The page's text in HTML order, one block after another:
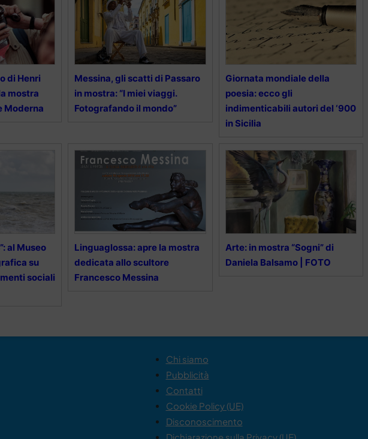
di Henri
mostra
Moderna
Messina, gli scatti di Passaro
in mostra: “I miei viaggi.
Fotografando il mondo”
Giornata mondiale della
poesia: ecco gli
indimenticabili autori del ‘900
in Sicilia
al Museo
su
sociali
Linguaglossa: apre la mostra
dedicata allo scultore
Francesco Messina
Arte: in mostra “Sogni” di
Daniela Balsamo | FOTO
Chi siamo
Pubblicità
Contatti
Cookie Policy (UE)
Disconoscimento